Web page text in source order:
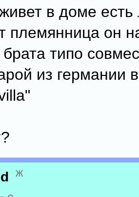
в доме
племянница он
брата типо
из германии
ж